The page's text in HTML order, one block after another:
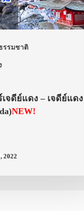
รรมชาติ
เจดีย์แดง – เจดีย์แดง
NEW!
2022